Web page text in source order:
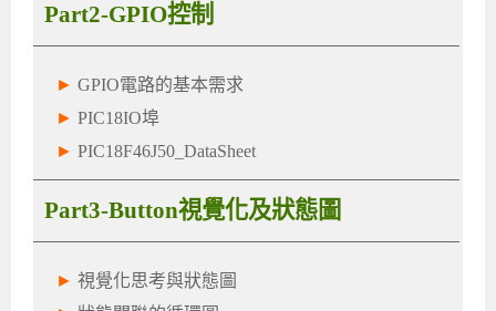
Part2-GPIO控制
► GPIO電路的基本需求
► PIC18IO埠
► PIC18F46J50_DataSheet
Part3-Button視覺化及狀態圖
► 視覺化思考與狀態圖